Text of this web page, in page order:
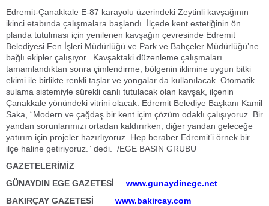
Edremit-Çanakkale E-87 karayolu üzerindeki Zeytinli kavşağının
ikinci etabında çalışmalara başlandı. İlçede kent estetiğinin ön
planda tutulması için yenilenen kavşağın çevresinde Edremit
Belediyesi Fen İşleri Müdürlüğü ve Park ve Bahçeler Müdürlüğü’ne
bağlı ekipler çalışıyor. Kavşaktaki düzenleme çalışmaları
tamamlandıktan sonra çimlendirme, bölgenin iklimine uygun bitki
ekimi ile birlikte renkli taşlar ve yongalar da kullanılacak. Otomatik
sulama sistemiyle sürekli canlı tutulacak olan kavşak, ilçenin
Çanakkale yönündeki vitrini olacak. Edremit Belediye Başkanı Kamil
Saka, “Modern ve çağdaş bir kent içim çözüm odaklı çalışıyoruz. Bir
yandan sorunlarımızı ortadan kaldırırken, diğer yandan geleceğe
yatırım için projeler hazırlıyoruz. Hep beraber Edremit’i örnek bir
ilçe haline getiriyoruz.” dedi. /EGE BASIN GRUBU
GAZETELERİMİZ
GÜNAYDIN EGE GAZETESİ
www.gunaydinege.net
BAKIRÇAY GAZETESİ www.bakircay.com